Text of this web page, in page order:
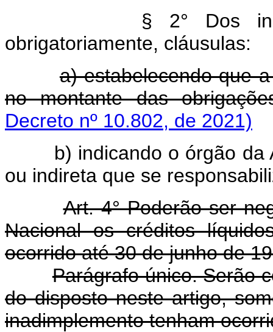
§ 2° Dos
obrigatoriamente, cláusulas:
a) estabelecendo que
no montante das
Decreto nº 10.802, de 2021)
b) indicando o órgão da
ou indireta que se
Art. 4° Poderão ser
Nacional os créditos
ocorrido até 30 de junho de
Parágrafo único. Serão
do disposto neste artigo,
inadimplemento tenham